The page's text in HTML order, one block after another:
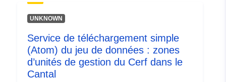
UNKNOWN
Service de téléchargement simple
(Atom) du jeu de données : zones
d’unités de gestion du Cerf dans le
Cantal